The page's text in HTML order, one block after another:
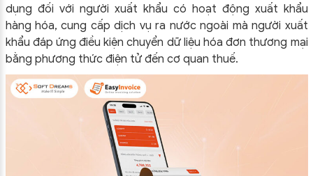
dụng đối với người xuất khẩu có hoạt động xuất khẩu
hàng hóa, cung cấp dịch vụ ra nước ngoài mà người xuất
khẩu đáp ứng điều kiện chuyển dữ liệu hóa đơn thương mại
bằng phương thức điện tử đến cơ quan thuế.